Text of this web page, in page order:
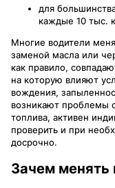
для
каждые 10 тыс.
Многие водители
заменой масла или
как правило,
на которую влияют
вождения,
возникают проблемы
топлива, активен
проверить и при
досрочно.
Зачем